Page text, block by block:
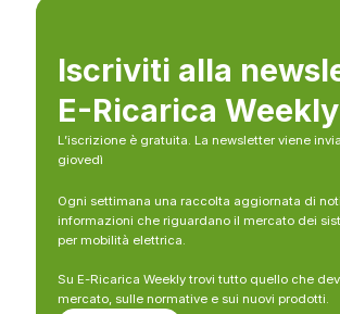
Iscriviti alla
E-Ricarica Weekly
L’iscrizione è gratuita. La newsletter viene
giovedì
Ogni settimana una raccolta aggiornata di
informazioni che riguardano il mercato dei
per mobilità elettrica.
Su E-Ricarica Weekly trovi tutto quello che
mercato, sulle normative e sui nuovi prodotti.